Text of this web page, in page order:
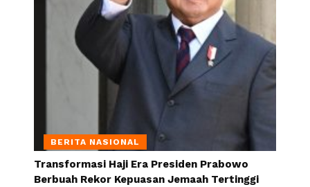
BERITA NASIONAL
Transformasi Haji Era Presiden Prabowo
Berbuah Rekor Kepuasan Jemaah Tertinggi